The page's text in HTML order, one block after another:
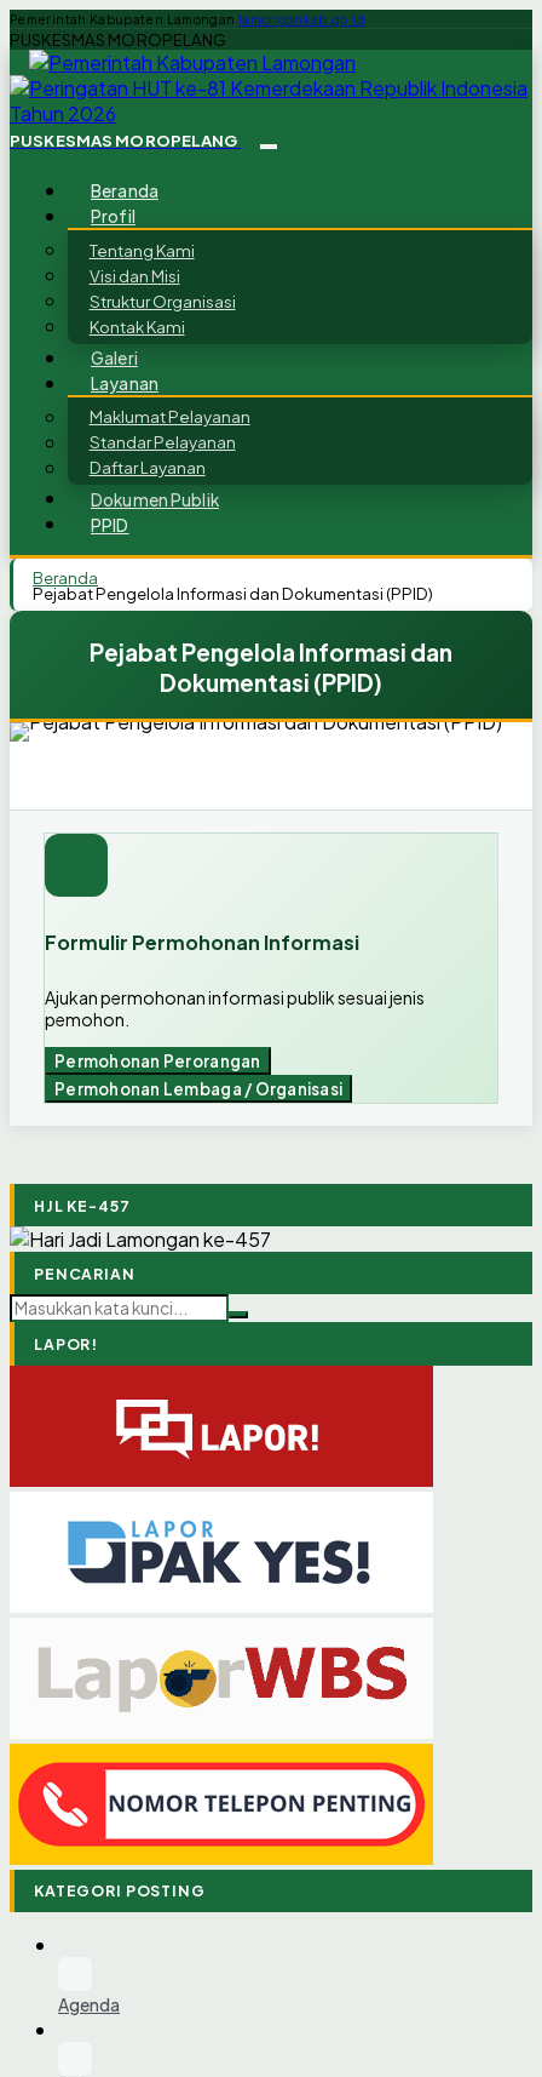
Pemerintah Kabupaten Lamongan lamongankab.go.id
PUSKESMAS MOROPELANG
PUSKESMAS MOROPELANG
Beranda
Profil
Tentang Kami
Visi dan Misi
Struktur Organisasi
Kontak Kami
Galeri
Layanan
Maklumat Pelayanan
Standar Pelayanan
Daftar Layanan
Dokumen Publik
PPID
Beranda
Pejabat Pengelola Informasi dan Dokumentasi (PPID)
Pejabat Pengelola Informasi dan
Dokumentasi (PPID)
Formulir Permohonan Informasi
Ajukan permohonan informasi publik sesuai jenis
pemohon.
Permohonan Perorangan
Permohonan Lembaga / Organisasi
HJL KE-457
PENCARIAN
LAPOR!
KATEGORI POSTING
Agenda